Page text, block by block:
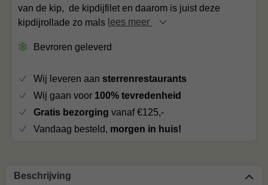
van de kip, de kipdijfilet en daarom is juist deze
kipdijrollade zo mals lees meer
Bevroren geleverd
Wij leveren aan sterrenrestaurants
Wij gaan voor 100% tevredenheid
Gratis bezorging vanaf €125,-
Vandaag besteld, morgen in huis!
Beschrijving